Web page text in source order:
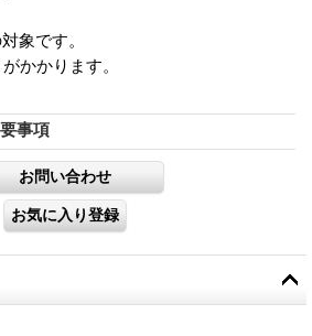
象です。
かかります。
事項